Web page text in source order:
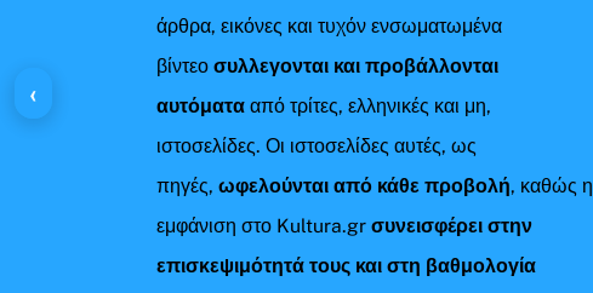
άρθρα, εικόνες και τυχόν ενσωματωμένα
βίντεοσυλλεγονται και προβάλλονται
αυτόματααπό τρίτες, ελληνικές και μη,
ιστοσελίδες. Οι ιστοσελίδες αυτές, ως
πηγές,ωφελούνται από κάθε προβολή, καθώς η
εμφάνιση στο Kultura.gr συνεισφέρει στην
επισκεψιμότητά τους και στη βαθμολογία
‹